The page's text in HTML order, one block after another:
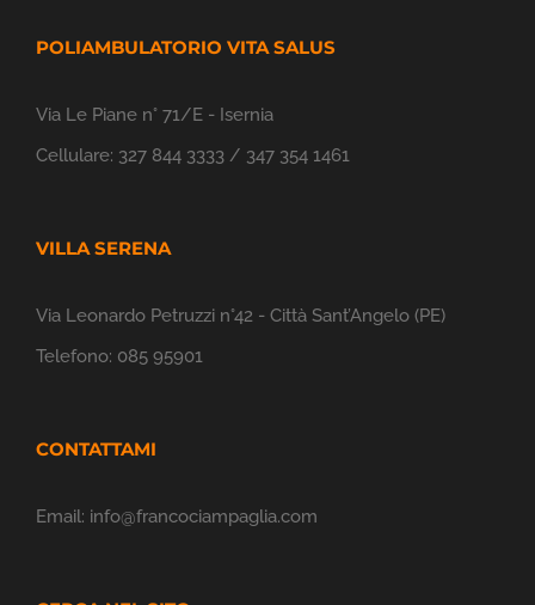
POLIAMBULATORIO VITA SALUS
Via Le Piane n° 71/E - Isernia
Cellulare: 327 844 3333 / 347 354 1461
VILLA SERENA
Via Leonardo Petruzzi n°42 - Città Sant’Angelo (PE)
Telefono: 085 95901
CONTATTAMI
Email: info@francociampaglia.com